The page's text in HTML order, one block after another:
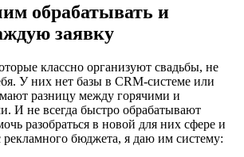
обрабатывать и
заявку
классно организуют свадьбы, не
У них нет базы в CRM-системе или
разницу между горячими и
И не всегда быстро обрабатывают
разобраться в новой для них сфере и
бюджета, я даю им систему: